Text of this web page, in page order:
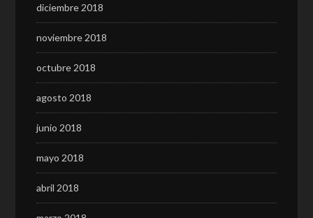
diciembre 2018
noviembre 2018
octubre 2018
agosto 2018
junio 2018
mayo 2018
abril 2018